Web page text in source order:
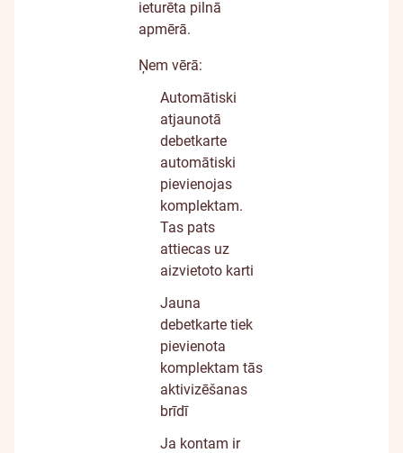
ieturēta pilnā
apmērā.
Ņem vērā:
Automātiski
atjaunotā
debetkarte
automātiski
pievienojas
komplektam.
Tas pats
attiecas uz
aizvietoto karti
Jauna
debetkarte tiek
pievienota
komplektam tās
aktivizēšanas
brīdī
Ja kontam ir